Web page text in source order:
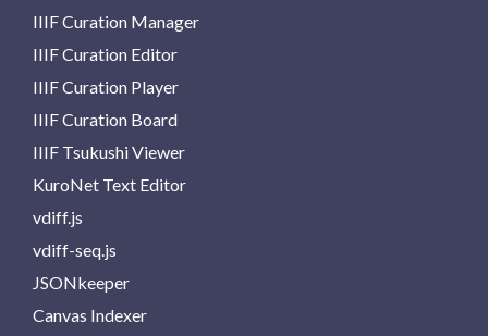
IIIF Curation Manager
IIIF Curation Editor
IIIF Curation Player
IIIF Curation Board
IIIF Tsukushi Viewer
KuroNet Text Editor
vdiff.js
vdiff-seq.js
JSONkeeper
Canvas Indexer